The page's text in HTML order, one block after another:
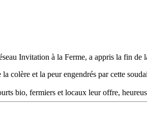
Invitation à la Ferme, a appris la fin
colère et la peur engendrés par cette
bio, fermiers et locaux leur offre,